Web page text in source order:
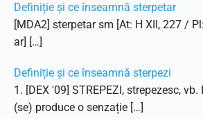
Definiție și ce înseamnă sterpetar
[MDA2] sterpetar sm [At: H XII, 227 /
ar] […]
Definiție și ce înseamnă sterpezi
1. [DEX '09] STREPEZI, strepezesc, vb.
(se) produce o senzație […]